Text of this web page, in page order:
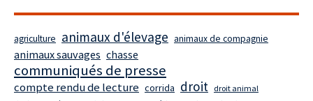
agriculture animaux d'élevage animaux de compagnie
animaux sauvages chasse
communiqués de presse
compte rendu de lecture corrida droit droit animal